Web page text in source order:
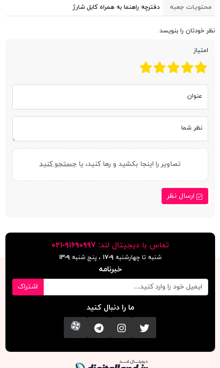
محتویات جعبه
دفترچه راهنما به همراه کابل شارژ
نظر خودتان را بنویسد
امتیاز
عنوان
نظر شما
تصاویر را اینجا بکشید و رها کنید، یا جستجو کنید
ارسال نظر
تماس با دیجیتال لند:٩١۶٩٠٩٩٧-٠٢١
شنبه تا چهارشنبه۹-۱۷ ، پنج شنبه۹-١٣
خبرنامه
اشتراک
ما را دنبال کنید
تویتر اینستاگرامکانال تلگرام
آپارات